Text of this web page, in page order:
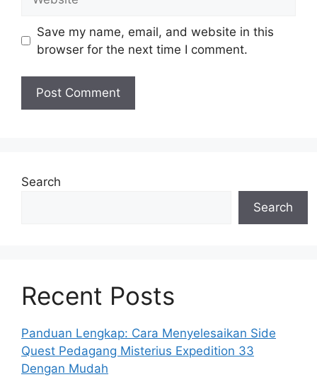
Save my name, email, and website in this
browser for the next time I comment.
Search
Search
Recent Posts
Panduan Lengkap: Cara Menyelesaikan Side
Quest Pedagang Misterius Expedition 33
Dengan Mudah